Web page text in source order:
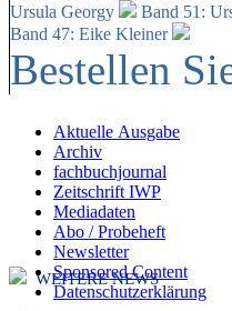
Ursula Georgy
Band 51:
Band 47: Eike Kleiner
Bestellen
Aktuelle Ausgabe
Archiv
fachbuchjournal
Zeitschrift IWP
Mediadaten
Abo / Probeheft
Newsletter
Sponsored Content
Datenschutzerklärung
WEITERE NEWS